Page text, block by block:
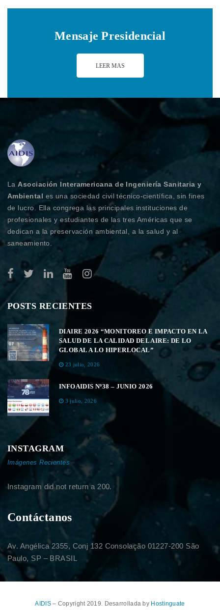
Mensaje Presidencial
LEER MAS
LaAsociación Interamericana de Ingeniería Sanitaria y
Ambiental es una sociedad civil técnico-científica, sin fines
de lucro. Ella congrega las principales instituciones de
profesionales y estudiantes de las tres Américas que se
dedican a la preservación ambiental, a la salud y al
saneamiento.
POSTS RECIENTES
DIAIRE 2026 “MONITOREO E IMPACTO EN LA
SALUD DE LA CALIDAD DEL AIRE: DE LO
GLOBAL A LO HIPERLOCAL”
23 julio, 2026
INFOAIDIS Nº38 – JUNIO 2026
3 julio, 2026
INSTAGRAM
Imágenes Recientes
Instagram did not return a 200.
Contáctanos
Av. Angélica 2355, Conj 132 Consolação 01227-200 São
Paulo, SP – BRASIL
AIDIS– Copyright 2019. Desarrollada by Hostinguate